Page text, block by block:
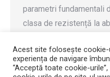
parametri fundamentali
clasa de rezistență la
conformitate cu
stabilesc un sistem de
Acest site folosește
experiența de navigare
“Acceptă toate cookie-